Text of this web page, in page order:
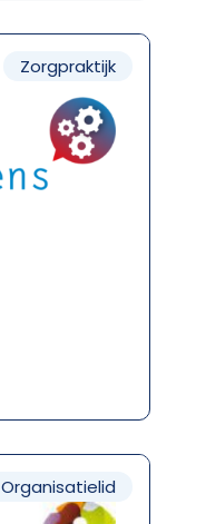
Zorgpraktijk
Organisatielid